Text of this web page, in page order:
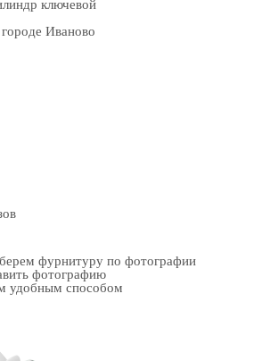
ключевой
Иваново
фурнитуру по фотографии
фотографию
удобным способом